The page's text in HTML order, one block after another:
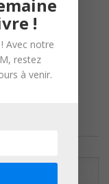
!
Avec notre
restez
à venir.